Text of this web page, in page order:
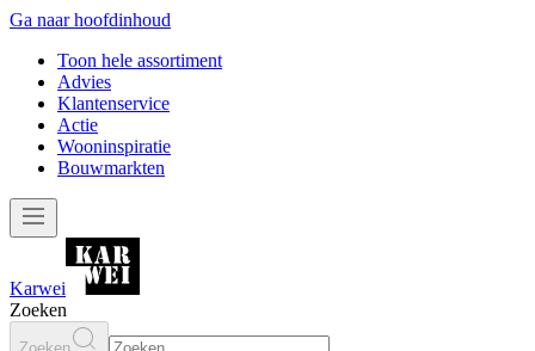
Ga naar hoofdinhoud
Toon hele assortiment
Advies
Klantenservice
Actie
Wooninspiratie
Bouwmarkten
Karwei
Zoeken